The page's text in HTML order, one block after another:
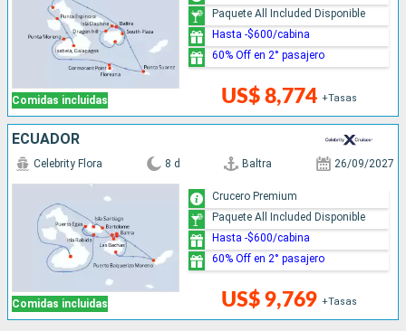
Comidas incluidas US$ 8,774 +Tasas
Paquete All Included Disponible
Hasta -$600/cabina
60% Off en 2° pasajero
ECUADOR
Comidas incluidas
Celebrity Flora 8 d Baltra 26/09/2027
US$ 9,769 +Tasas
Crucero Premium
Paquete All Included Disponible
Hasta -$600/cabina
60% Off en 2° pasajero